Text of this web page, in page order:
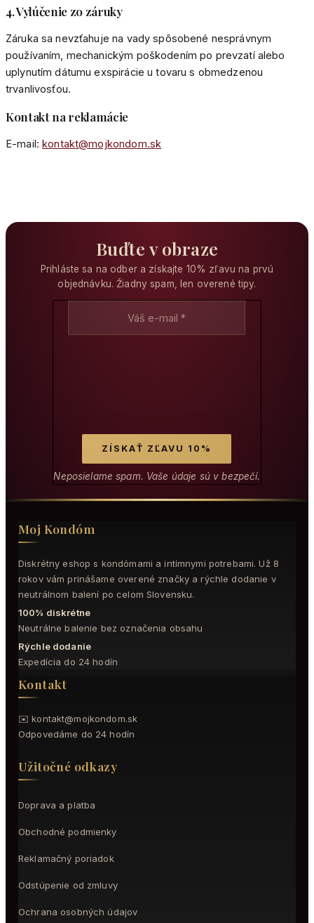
4. Vylúčenie zo záruky
Záruka sa nevzťahuje na vady spôsobené nesprávnym
používaním, mechanickým poškodením po prevzatí alebo
uplynutím dátumu exspirácie u tovaru s obmedzenou
trvanlivosťou.
Kontakt na reklamácie
E-mail:kontakt@mojkondom.sk
Buďte v obraze
Prihláste sa na odber a získajte 10% zľavu na prvú
objednávku. Žiadny spam, len overené tipy.
Neposielame spam. Vaše údaje sú v bezpečí.
Moj Kondóm
Diskrétny eshop s kondómami a intímnymi potrebami. Už 8
rokov vám prinášame overené značky a rýchle dodanie v
neutrálnom balení po celom Slovensku.
100% diskrétne
Neutrálne balenie bez označenia obsahu
Rýchle dodanie
Expedícia do 24 hodín
Kontakt
✉️kontakt@mojkondom.sk
Odpovedáme do 24 hodín
Užitočné odkazy
Doprava a platba
Obchodné podmienky
Reklamačný poriadok
Odstúpenie od zmluvy
Ochrana osobných údajov